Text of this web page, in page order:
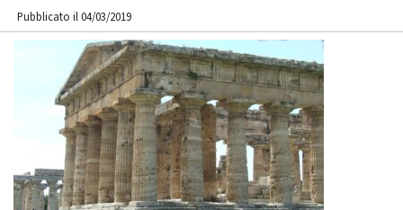
Pubblicato il 04/03/2019